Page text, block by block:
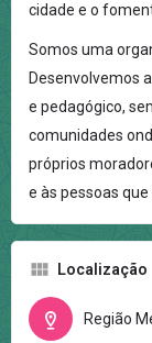
cidade e o
Somos uma
Desenvolvemos
e pedagógico,
comunidades
próprios
e às pessoas
Localização
Região